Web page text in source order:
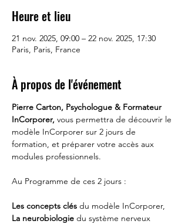
Heure et lieu
21 nov. 2025, 09:00 – 22 nov. 2025, 17:30
Paris, Paris, France
À propos de l'événement
Pierre Carton, Psychologue & Formateur
InCorporer, vous permettra de découvrir le
modèle InCorporer sur 2 jours de
formation, et préparer votre accès aux
modules professionnels.
Au Programme de ces 2 jours :
Les concepts clés du modèle InCorporer,
La neurobiologie du système nerveux